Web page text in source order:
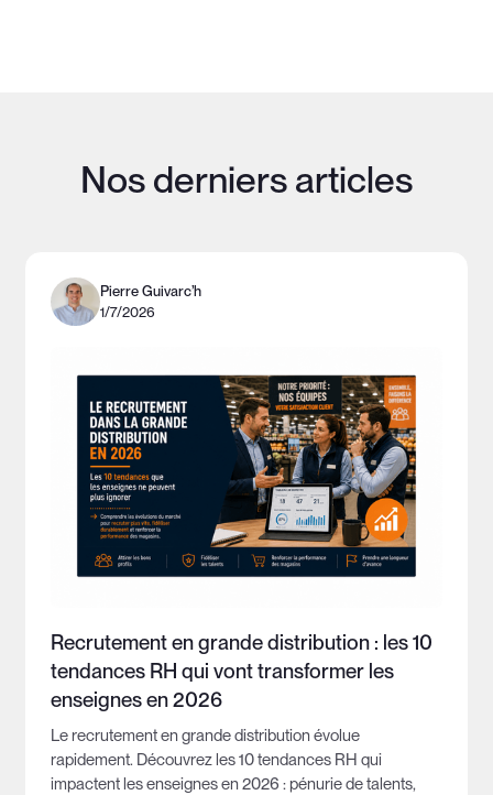
Nos derniers articles
Pierre Guivarc’h
1/7/2026
Recrutement en grande distribution : les 10
tendances RH qui vont transformer les
enseignes en 2026
Le recrutement en grande distribution évolue
rapidement. Découvrez les 10 tendances RH qui
impactent les enseignes en 2026 : pénurie de talents,